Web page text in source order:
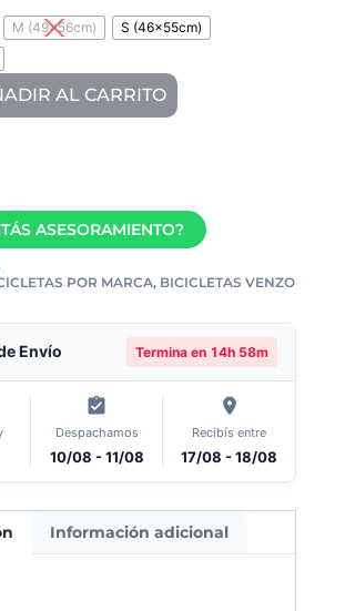
M (49x56cm)
S (46x55cm)
AL CARRITO
ASESORAMIENTO?
POR MARCA, BICICLETAS VENZO
Envío Termina en 14h 58m
Despachamos
10/08 - 11/08
Recibís entre
17/08 - 18/08
Información adicional